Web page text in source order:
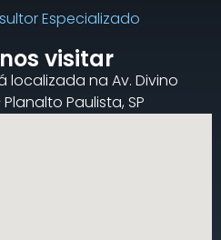
Especializado
visitar
localizada na Av. Divino
Paulista, SP